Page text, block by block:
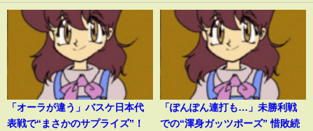
「オーラが違う」バスケ日本代
表戦で“まさかのサプライズ”！
「ぽんぽん連打も…」未勝利戦
での“渾身ガッツポーズ” 惜敗続